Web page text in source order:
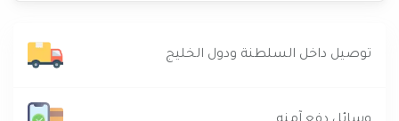
توصيل داخل السلطنة ودول الخليج